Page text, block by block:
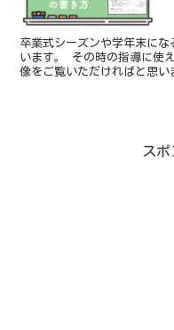
卒業式シーズンや学年末に
います。 その時の指導に使
像をご覧いただければと思
スポ